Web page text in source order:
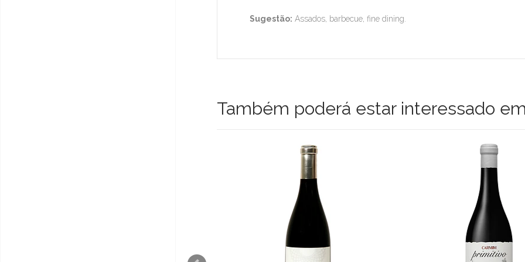
Sugestão: Assados, barbecue, fine dining.
Também poderá estar interessado